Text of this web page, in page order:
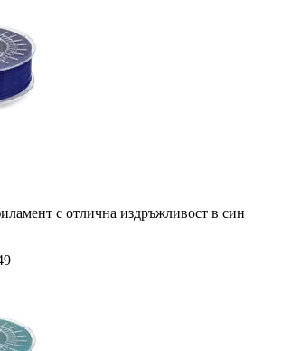
с отлична издръжливост в син